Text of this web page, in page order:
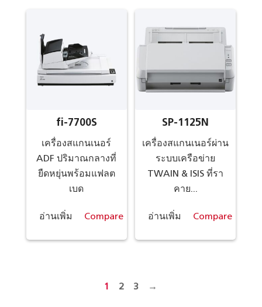
fi-7700S
เครื่องสแกนเนอร์
ADF ปริมาณกลางที่
ยืดหยุ่นพร้อมแฟลต
เบด
อ่านเพิ่ม Compare
SP-1125N
เครื่องสแกนเนอร์ผ่าน
ระบบเครือข่าย
TWAIN & ISIS ที่รา
คาย...
อ่านเพิ่ม Compare
1 2 3 →